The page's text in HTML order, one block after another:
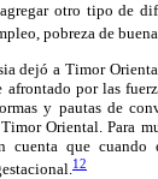
otro tipo de
pobreza de
dejó a Timor
afrontado por las
y pautas de
Oriental. Para
cuenta que
12